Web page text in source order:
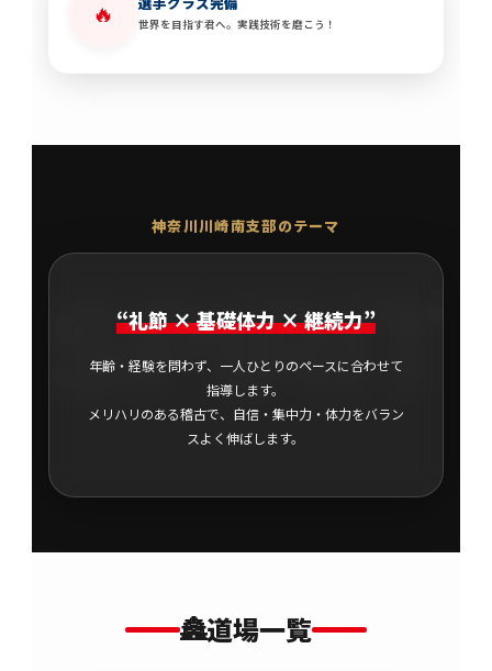
🔥 世界を目指す君へ。実践技術を磨こう！
SPIRIT
神奈川川崎南支部のテーマ
“礼節 × 基礎体力 × 継続力”
年齢・経験を問わず、一人ひとりのペースに合わせて
指導します。
メリハリのある稽古で、自信・集中力・体力をバラン
スよく伸ばします。
🏯道場一覧